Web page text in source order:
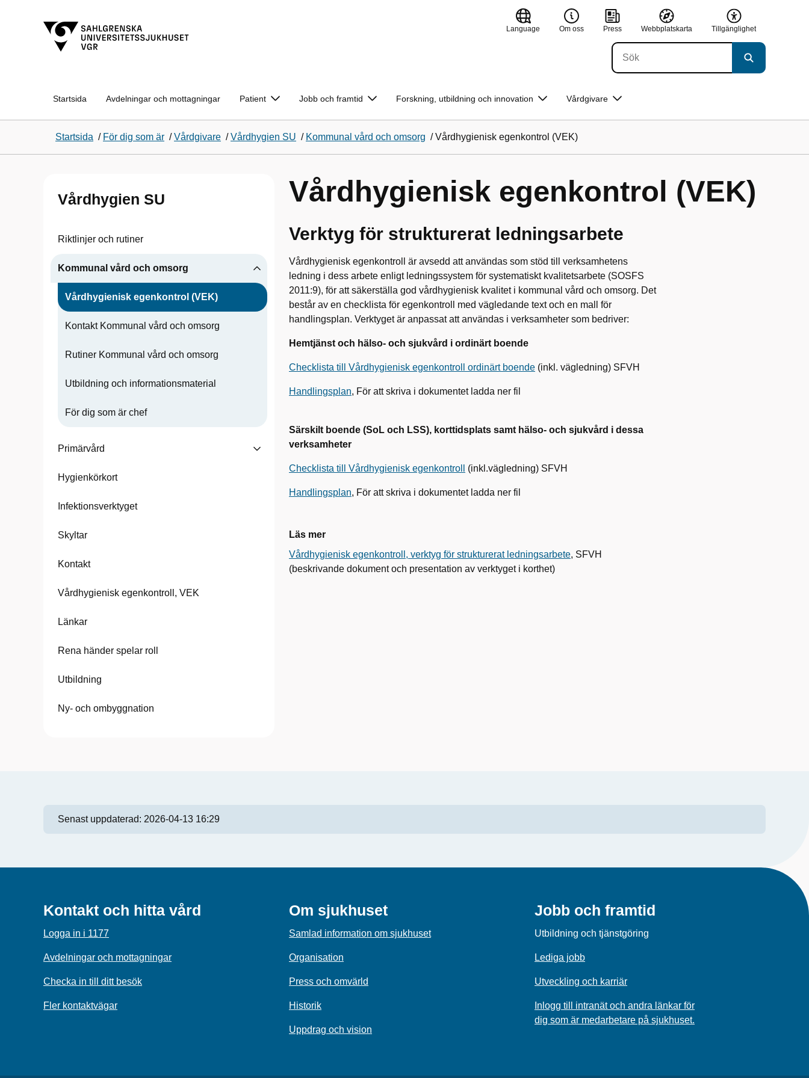
Language Om oss Press Webbplatskarta Tillgänglighet
Startsida Avdelningar och mottagningar Patient Jobb och framtid Forskning, utbildning och innovation Vårdgivare
Startsida / För dig som är /Vårdgivare /Vårdhygien SU / Kommunal vård och omsorg /Vårdhygienisk egenkontrol (VEK)
Vårdhygien SU
Riktlinjer och rutiner
Kommunal vård och omsorg
Vårdhygienisk egenkontrol (VEK)
Kontakt Kommunal vård och omsorg
Rutiner Kommunal vård och omsorg
Utbildning och informationsmaterial
För dig som är chef
Primärvård
Hygienkörkort
Infektionsverktyget
Skyltar
Kontakt
Vårdhygienisk egenkontroll, VEK
Länkar
Rena händer spelar roll
Utbildning
Ny- och ombyggnation
Vårdhygienisk egenkontrol (VEK)
Verktyg för strukturerat ledningsarbete
Vårdhygienisk egenkontroll är avsedd att användas som stöd till verksamhetens
ledning i dess arbete enligt ledningssystem för systematiskt kvalitetsarbete (SOSFS
2011:9), för att säkerställa god vårdhygienisk kvalitet i kommunal vård och omsorg. Det
består av en checklista för egenkontroll med vägledande text och en mall för
handlingsplan. Verktyget är anpassat att användas i verksamheter som bedriver:
Hemtjänst och hälso- och sjukvård i ordinärt boende
Checklista till Vårdhygienisk egenkontroll ordinärt boende (inkl. vägledning) SFVH
Handlingsplan, För att skriva i dokumentet ladda ner fil
Särskilt boende (SoL och LSS), korttidsplats samt hälso- och sjukvård i dessa
verksamheter
Checklista till Vårdhygienisk egenkontroll (inkl.vägledning) SFVH
Handlingsplan, För att skriva i dokumentet ladda ner fil
Läs mer
Vårdhygienisk egenkontroll, verktyg för strukturerat ledningsarbete, SFVH
(beskrivande dokument och presentation av verktyget i korthet)
Senast uppdaterad: 2026-04-13 16:29
Kontakt och hitta vård
Logga in i 1177
Avdelningar och mottagningar
Checka in till ditt besök
Fler kontaktvägar
Om sjukhuset
Samlad information om sjukhuset
Organisation
Press och omvärld
Historik
Uppdrag och vision
Jobb och framtid
Utbildning och tjänstgöring
Lediga jobb
Utveckling och karriär
Inlogg till intranät och andra länkar för
dig som är medarbetare på sjukhuset.